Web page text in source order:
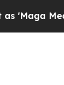
Pipeline'